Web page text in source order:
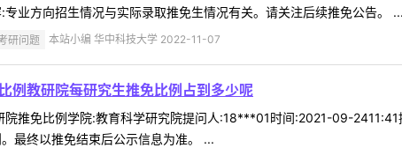
专业方向招生情况与实际录取推免生情况有关。请关注后续推免公告。 ...
研问题 本站小编 华中科技大学 2022-11-07
例教研院每研究生推免比例占到多少呢
院推免比例学院:教育科学研究院提问人:18***01时间:2021-09-
最终以推免结束后公示信息为准。 ...